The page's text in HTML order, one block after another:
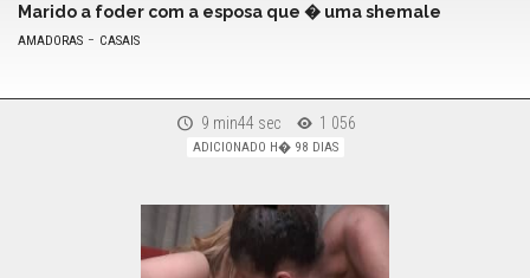
Marido a foder com a esposa que � uma shemale
AMADORAS - CASAIS
9 min44 sec 1 056
ADICIONADO H� 98 DIAS